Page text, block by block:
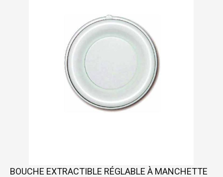
Skip
BOUCHE EXTRACTIBLE RÉGLABLE À MANCHETTE